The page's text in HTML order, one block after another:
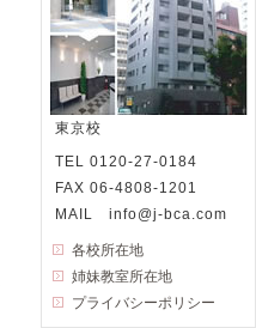
東京校
TEL 0120-27-0184
FAX 06-4808-1201
MAIL info@j-bca.com
各校所在地
姉妹教室所在地
プライバシーポリシー